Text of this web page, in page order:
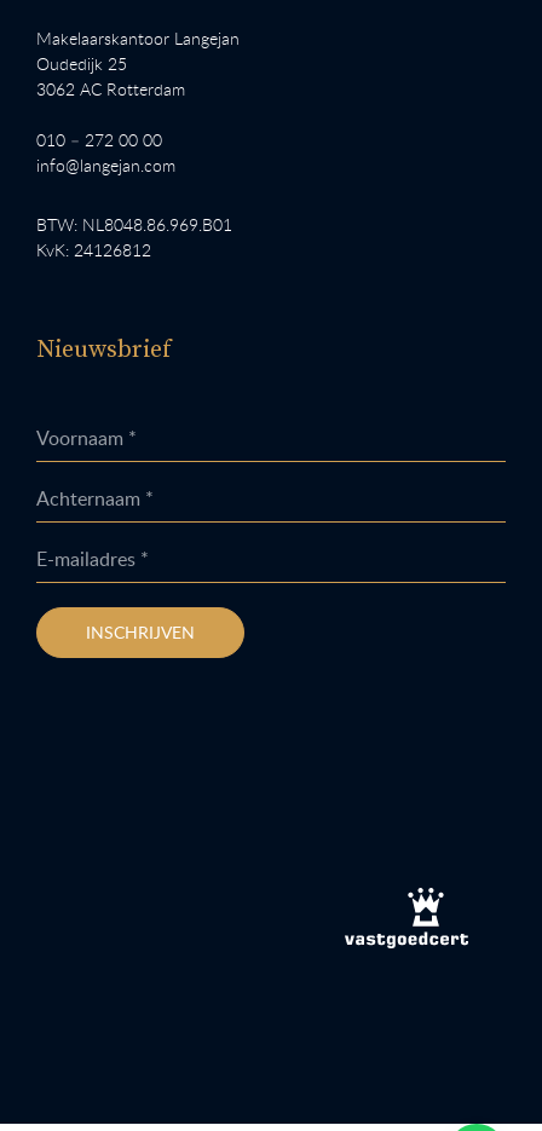
Makelaarskantoor Langejan
Oudedijk 25
3062 AC Rotterdam
010 – 272 00 00
info@langejan.com
BTW: NL8048.86.969.B01
KvK: 24126812
Nieuwsbrief
Voornaam *
Achternaam *
E-mailadres *
INSCHRIJVEN